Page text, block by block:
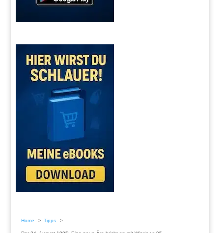
Home Tipps